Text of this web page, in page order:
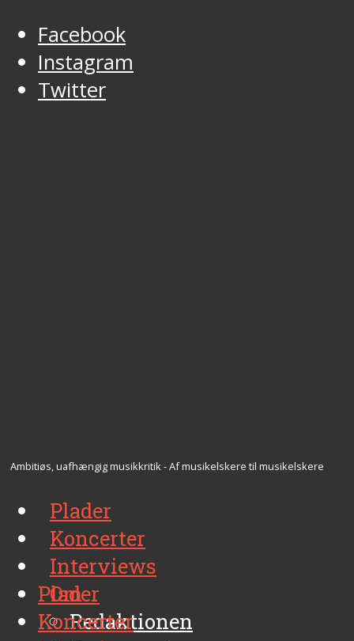
Facebook
Instagram
Twitter
Ambitiøs, uafhængig musikkritik - Af musikelskere til musikelskere
Plader
Koncerter
Interviews
Om
Redaktionen
Plader
Koncerter